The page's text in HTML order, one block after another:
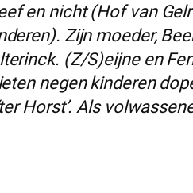
en nicht (Hof van
Zijn moeder,
(Z/S)eijne en
negen kinderen
Horst’. Als